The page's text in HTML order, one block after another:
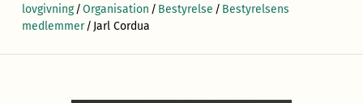
lovgivning/Organisation / Bestyrelse / Bestyrelsens
medlemmer/ Jarl Cordua